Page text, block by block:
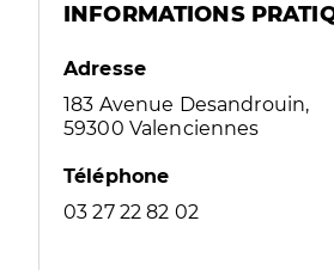
INFORMATIONS
Adresse
183 Avenue Desandrouin,
59300 Valenciennes
Téléphone
03 27 22 82 02